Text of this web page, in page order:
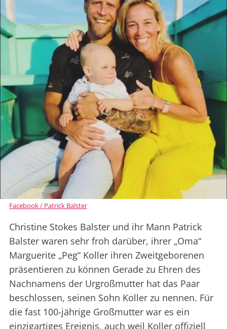
Facebook / Patrick Balster
Christine Stokes Balster und ihr Mann Patrick
Balster waren sehr froh darüber, ihrer „Oma“
Marguerite „Peg“ Koller ihren Zweitgeborenen
präsentieren zu können Gerade zu Ehren des
Nachnamens der Urgroßmutter hat das Paar
beschlossen, seinen Sohn Koller zu nennen. Für
die fast 100-jährige Großmutter war es ein
einzigartiges Ereignis, auch weil Koller offiziell